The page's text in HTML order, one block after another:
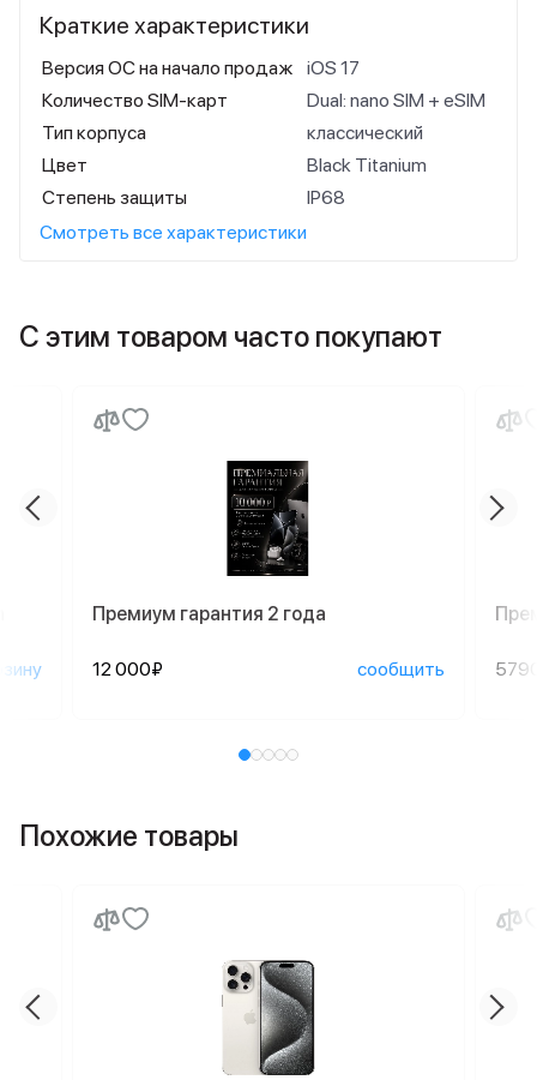
Краткие характеристики
Версия ОС на начало продаж
iOS 17
Количество SIM-карт
Dual: nano SIM + eSIM
Тип корпуса
классический
Цвет
Black Titanium
Степень защиты
IP68
Смотреть все характеристики
С этим товаром часто покупают
Премиум гарантия 2 года
12 000₽ сообщить
Похожие товары